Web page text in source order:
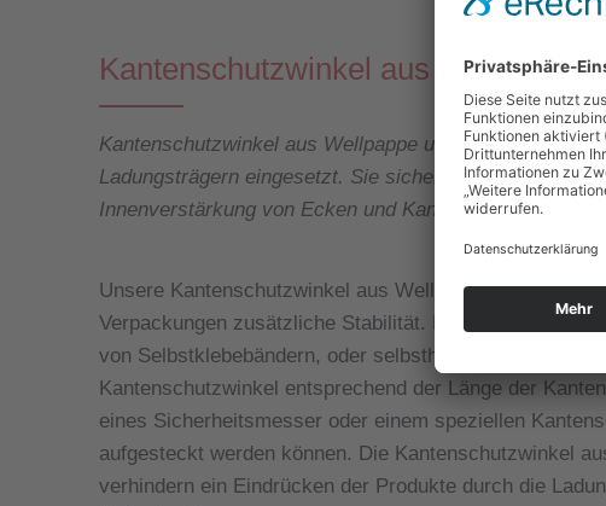
Kantenschutzwinkel aus Wellpappe
Kantenschutzwinkel aus Wellpappe und Vollpappe
Ladungsträgern eingesetzt. Sie sichern die Ware beim
Innenverstärkung von Ecken und Kanten in Kartonagen.
Unsere Kantenschutzwinkel aus Wellpappe und
Verpackungen zusätzliche Stabilität.
Mit Hilfe unseres
von Selbstklebebändern, oder selbsthaftender
Kantenschutzwinkel entsprechend der Länge der
eines Sicherheitsmesser oder einem speziellen
aufgesteckt werden können. Die Kantenschutzwinkel
verhindern ein Eindrücken der Produkte durch die